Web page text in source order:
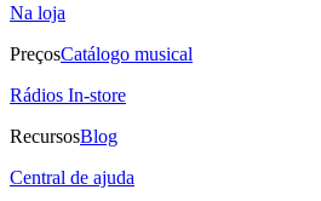
Na loja
PreçosCatálogo musical
Rádios In-store
RecursosBlog
Central de ajuda